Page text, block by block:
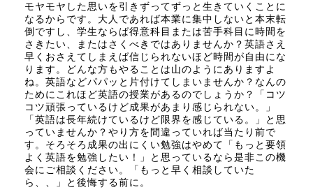
モヤモヤした思いを引きずってずっと生きていくことに
なるからです。大人であれば本業に集中しないと本末転
倒ですし、学生ならば得意科目または苦手科目に時間を
さきたい、またはさくべきではありませんか？英語さえ
早くおさえてしまえば信じられないほど時間が自由にな
ります。どんな方もやることは山のようにありますよ
ね。英語などパパッと片付けてしまいませんか？なんの
ためにこれほど英語の授業があるのでしょうか？「コツ
コツ頑張っているけど成果があまり感じられない。」
「英語は長年続けているけど限界を感じている。」と思
っていませんか？やり方を間違っていれば当たり前で
す。そろそろ成果の出にくい勉強はやめて「もっと要領
よく英語を勉強したい！」と思っているなら是非この機
会にご相談ください。「もっと早く相談していた
ら、、」と後悔する前に。